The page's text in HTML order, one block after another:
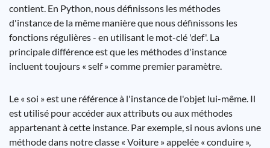
contient. En Python, nous définissons les méthodes
d'instance de la même manière que nous définissons les
fonctions régulières - en utilisant le mot-clé 'def'. La
principale différence est que les méthodes d'instance
incluent toujours « self » comme premier paramètre.
Le « soi » est une référence à l'instance de l'objet lui-même. Il
est utilisé pour accéder aux attributs ou aux méthodes
appartenant à cette instance. Par exemple, si nous avions une
méthode dans notre classe « Voiture » appelée « conduire »,